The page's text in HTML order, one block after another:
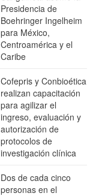
Presidencia de
Boehringer Ingelheim
para México,
Centroamérica y el
Caribe
Cofepris y Conbioética
realizan capacitación
para agilizar el
ingreso, evaluación y
autorización de
protocolos de
investigación clínica
Dos de cada cinco
personas en el